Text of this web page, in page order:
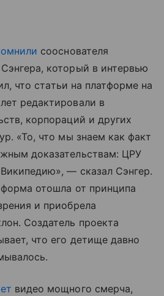
сооснователя
который в интервью
что статьи на платформе на
редактировали в
корпораций и других
«То, что мы знаем как факт
доказательствам: ЦРУ
— сказал Сэнгер.
отошла от принципа
и приобрела
Создатель проекта
что его детище давно
видео мощного смерча,